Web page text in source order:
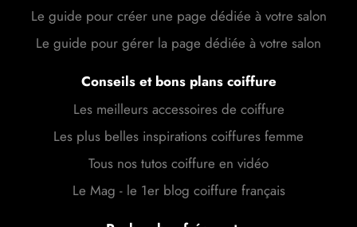
Le guide pour créer une page dédiée à votre salon
Le guide pour gérer la page dédiée à votre salon
Conseils et bons plans coiffure
Les meilleurs accessoires de coiffure
Les plus belles inspirations coiffures femme
Tous nos tutos coiffure en vidéo
Le Mag - le 1er blog coiffure français